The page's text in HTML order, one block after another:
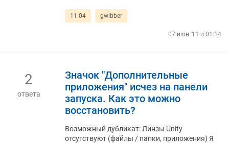
11.04 gwibber
07 июн '11 в 01:14
2
ответа
Значок "Дополнительные
приложения" исчез на панели
запуска. Как это можно
восстановить?
Возможный дубликат: Линзы Unity
отсутствуют (файлы / папки, приложения) Я